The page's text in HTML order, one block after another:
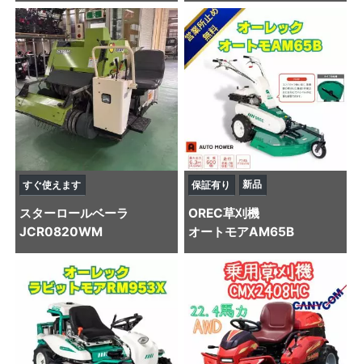
すぐ使えます
スターロールベーラ
JCR0820WM
保証有り 新品
OREC草刈機
オートモアAM65B